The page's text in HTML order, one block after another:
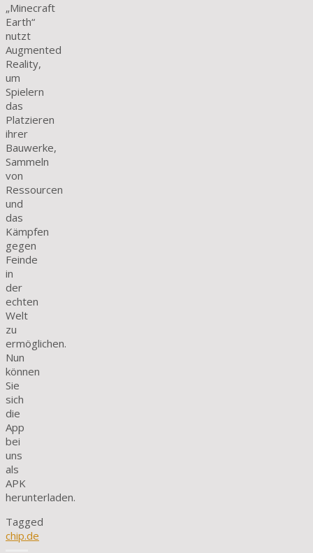
„Minecraft
Earth“
nutzt
Augmented
Reality,
um
Spielern
das
Platzieren
ihrer
Bauwerke,
Sammeln
von
Ressourcen
und
das
Kämpfen
gegen
Feinde
in
der
echten
Welt
zu
ermöglichen.
Nun
können
Sie
sich
die
App
bei
uns
als
APK
herunterladen.
Tagged
chip.de